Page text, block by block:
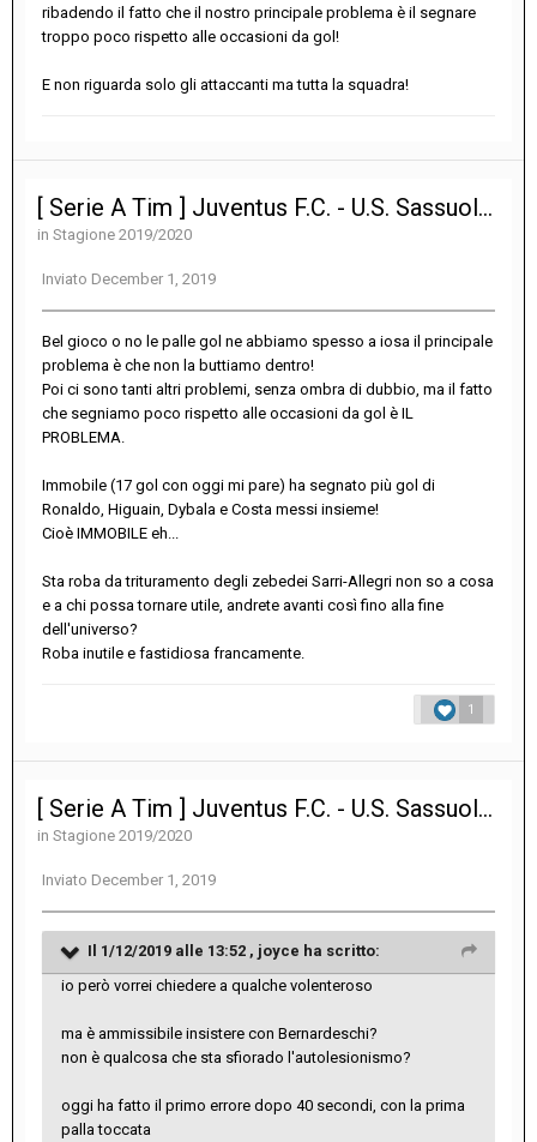
ribadendo il fatto che il nostro principale problema è il segnare
troppo poco rispetto alle occasioni da gol!
E non riguarda solo gli attaccanti ma tutta la squadra!
[ Serie A Tim ] Juventus F.C. - U.S. Sassuolo Calcio 2-2
in Stagione 2019/2020
Inviato December 1, 2019
Bel gioco o no le palle gol ne abbiamo spesso a iosa il principale
problema è che non la buttiamo dentro!
Poi ci sono tanti altri problemi, senza ombra di dubbio, ma il fatto
che segniamo poco rispetto alle occasioni da gol è IL
PROBLEMA.
Immobile (17 gol con oggi mi pare) ha segnato più gol di
Ronaldo, Higuain, Dybala e Costa messi insieme!
Cioè IMMOBILE eh...
Sta roba da trituramento degli zebedei Sarri-Allegri non so a cosa
e a chi possa tornare utile, andrete avanti così fino alla fine
dell'universo?
Roba inutile e fastidiosa francamente.
1
[ Serie A Tim ] Juventus F.C. - U.S. Sassuolo Calcio 2-2
in Stagione 2019/2020
Inviato December 1, 2019
Il 1/12/2019 alle 13:52 , joyce ha scritto:
io però vorrei chiedere a qualche volenteroso
ma è ammissibile insistere con Bernardeschi?
non è qualcosa che sta sfiorado l'autolesionismo?
oggi ha fatto il primo errore dopo 40 secondi, con la prima
palla toccata